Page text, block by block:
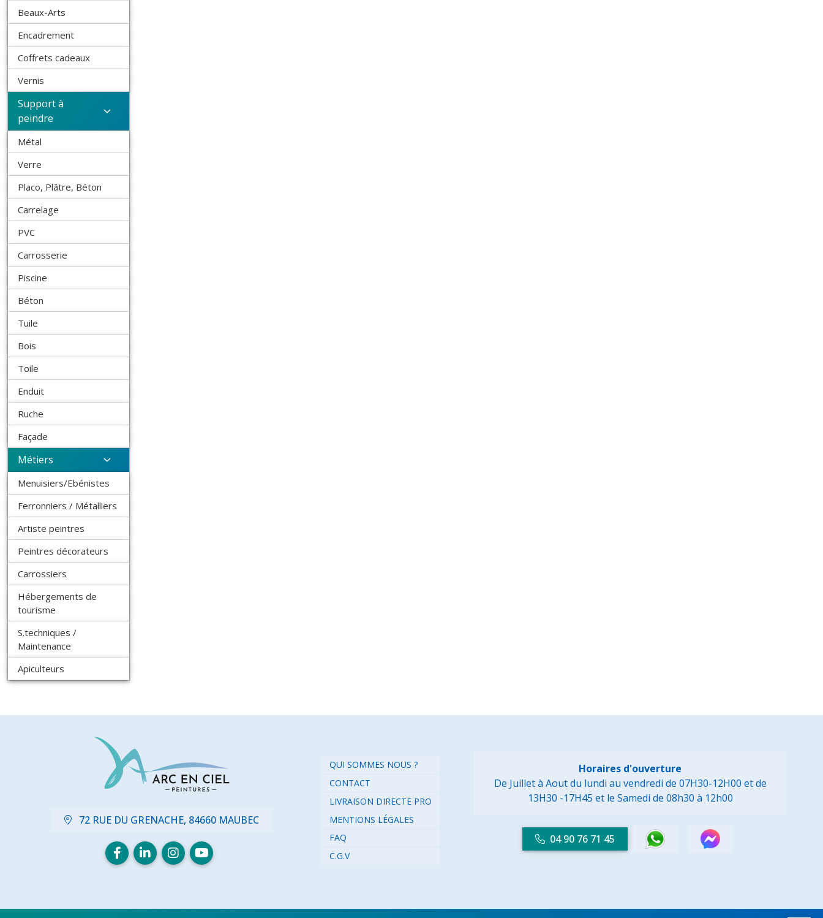
Beaux-Arts
Encadrement
Coffrets cadeaux
Vernis
Support à
peindre
Métal
Verre
Placo, Plâtre, Béton
Carrelage
PVC
Carrosserie
Piscine
Béton
Tuile
Bois
Toile
Enduit
Ruche
Façade
Métiers
Menuisiers/Ebénistes
Ferronniers / Métalliers
Artiste peintres
Peintres décorateurs
Carrossiers
Hébergements de
tourisme
S.techniques /
Maintenance
Apiculteurs
72 RUE DU GRENACHE, 84660 MAUBEC
QUI SOMMES NOUS ?
CONTACT
LIVRAISON DIRECTE PRO
MENTIONS LÉGALES
FAQ
C.G.V
Horaires d'ouverture
De Juillet à Aout du lundi au vendredi de 07H30-12H00 et de
13H30 -17H45 et le Samedi de 08h30 à 12h00
04 90 76 71 45